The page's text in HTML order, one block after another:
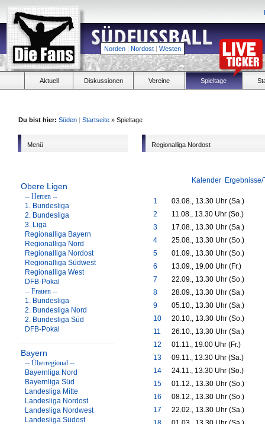
Norden | Nordost | Westen
Aktuell Diskussionen Vereine Spieltage
Du bist hier: Süden | Startseite » Spieltage
Menü
Obere Ligen
-- Herren --
1. Bundesliga
2. Bundesliga
3. Liga
Regionalliga Bayern
Regionalliga Nord
Regionalliga Nordost
Regionalliga Südwest
Regionalliga West
DFB-Pokal
-- Frauen --
1. Bundesliga
2. Bundesliga Nord
2. Bundesliga Süd
DFB-Pokal
Bayern
-- Überregional --
Bayernliga Nord
Bayernliga Süd
Landesliga Mitte
Landesliga Nordost
Landesliga Nordwest
Landesliga Südost
Regionalliga Nordost
Kalender
1
03.08., 13.30 Uhr (Sa.)
2
11.08., 13.30 Uhr (So.)
3
17.08., 13.30 Uhr (Sa.)
4
25.08., 13.30 Uhr (So.)
5
01.09., 13.30 Uhr (So.)
6
13.09., 19.00 Uhr (Fr.)
7
22.09., 13.30 Uhr (So.)
8
28.09., 13.30 Uhr (Sa.)
9
05.10., 13.30 Uhr (Sa.)
10
20.10., 13.30 Uhr (So.)
11
26.10., 13.30 Uhr (Sa.)
12
01.11., 19.00 Uhr (Fr.)
13
09.11., 13.30 Uhr (Sa.)
14
24.11., 13.30 Uhr (So.)
15
01.12., 13.30 Uhr (So.)
16
08.12., 13.30 Uhr (So.)
17
22.02., 13.30 Uhr (Sa.)